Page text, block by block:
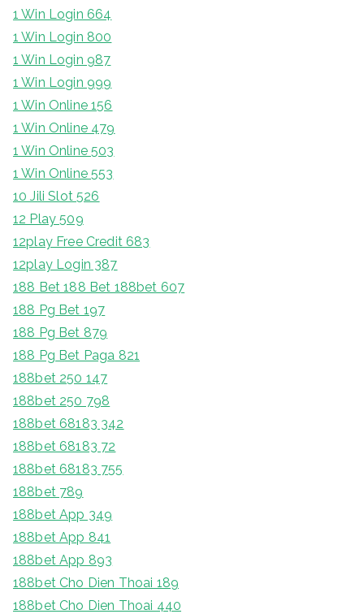
1 Win Login 664
1 Win Login 800
1 Win Login 987
1 Win Login 999
1 Win Online 156
1 Win Online 479
1 Win Online 503
1 Win Online 553
10 Jili Slot 526
12 Play 509
12play Free Credit 683
12play Login 387
188 Bet 188 Bet 188bet 607
188 Pg Bet 197
188 Pg Bet 879
188 Pg Bet Paga 821
188bet 250 147
188bet 250 798
188bet 68183 342
188bet 68183 72
188bet 68183 755
188bet 789
188bet App 349
188bet App 841
188bet App 893
188bet Cho Dien Thoai 189
188bet Cho Dien Thoai 440